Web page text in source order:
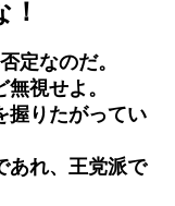
定なのだ。
視せよ。
握りたがってい
あれ、王党派で